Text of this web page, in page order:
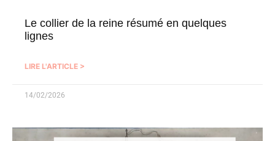
Le collier de la reine résumé en quelques
lignes
LIRE L'ARTICLE >
14/02/2026